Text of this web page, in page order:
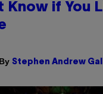
Know if You
By Stephen Andrew